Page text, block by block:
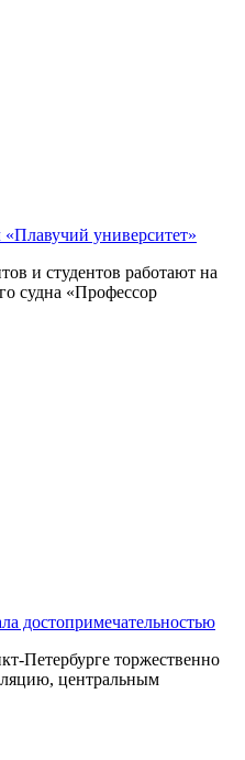
университет»
и студентов работают на
судна «Профессор
достопримечательностью
Петербурге торжественно
центральным